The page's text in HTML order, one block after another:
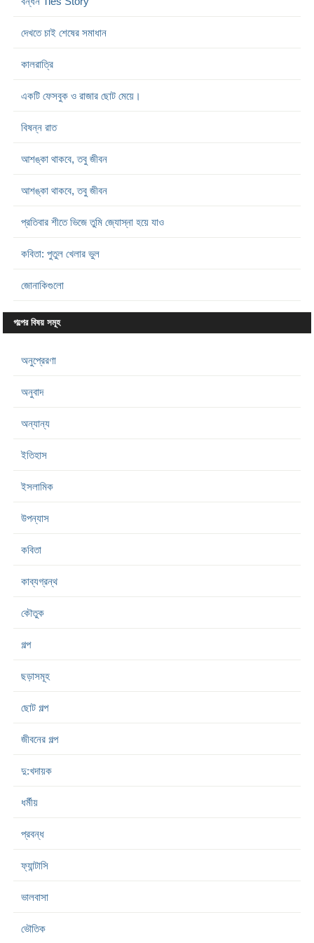
দেখতে চাই শেষের সমাধান
কালরাত্রি
একটি ফেসবুক ও রাজার ছোট মেয়ে।
বিষন্ন রাত
আশঙ্কা থাকবে, তবু জীবন
আশঙ্কা থাকবে, তবু জীবন
প্রতিবার শীতে ভিজে তুমি জ্যোস্না হয়ে যাও
কবিতা: পুতুল খেলার ভুল
জোনাকিগুলো
গল্পের বিষয় সমূহ
অনুপ্রেরণা
অনুবাদ
অন্যান্য
ইতিহাস
ইসলামিক
উপন্যাস
কবিতা
কাব্যগ্রন্থ
কৌতুক
গল্প
ছড়াসমূহ
ছোট গল্প
জীবনের গল্প
দু:খদায়ক
ধর্মীয়
প্রবন্ধ
ফ্যান্টাসি
ভালবাসা
ভৌতিক